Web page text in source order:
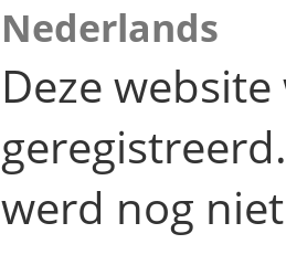
Nederlands
Deze
werd nog